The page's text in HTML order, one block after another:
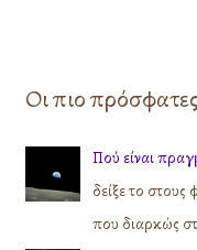
Οι πιο
Πού είναι
δείξε το στους
που διαρκώς